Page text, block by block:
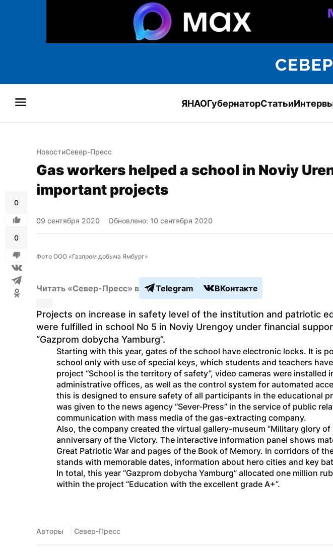
ЯНАОГубернаторСтатьи
0
0
НовостиСевер-Пресс
Gas workers helped a school in Noviy
important projects
09 сентября 2020 Обновлено: 10 сентября 2020
Фото ООО «Газпром добыча Ямбург»
Читать «Север-Пресс» в Telegram ВКонтакте
Projects on increase in safety level of the institution and patriotic
were fulfilled in school No 5 in Noviy Urengoy under financial
“Gazprom dobycha Yamburg”.
Starting with this year, gates of the school have electronic locks. It is
school only with use of special keys, which students and teachers
project “School is the territory of safety”, video cameras were installed
administrative offices, as well as the control system for automated
this is designed to ensure safety of all participants in the educational
was given to the news agency “Sever-Press” in the service of public
communication with mass media of the gas-extracting company.
Also, the company created the virtual gallery-museum “Military glory of
anniversary of the Victory. The interactive information panel shows
Great Patriotic War and pages of the Book of Memory. In corridors of
stands with memorable dates, information about hero cities and key
In total, this year “Gazprom dobycha Yamburg” allocated one million
within the project “Education with the excellent grade A+”.
Авторы Север-Пресс